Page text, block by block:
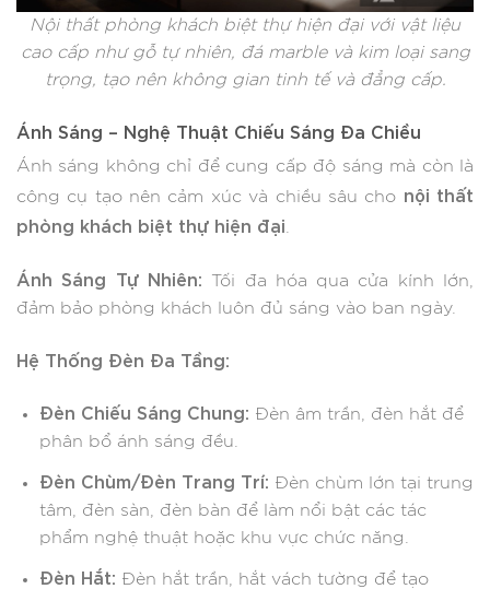
Nội thất phòng khách biệt thự hiện đại với vật liệu
cao cấp như gỗ tự nhiên, đá marble và kim loại sang
trọng, tạo nên không gian tinh tế và đẳng cấp.
Ánh Sáng – Nghệ Thuật Chiếu Sáng Đa Chiều
Ánh sáng không chỉ để cung cấp độ sáng mà còn là
công cụ tạo nên cảm xúc và chiều sâu cho nội thất
phòng khách biệt thự hiện đại
Ánh Sáng Tự Nhiên: Tối đa hóa qua cửa kính lớn,
đảm bảo phòng khách luôn đủ sáng vào ban ngày.
Hệ Thống Đèn Đa Tầng:
Đèn Chiếu Sáng Chung: Đèn âm trần, đèn hắt để
phân bổ ánh sáng đều.
Đèn Chùm/Đèn Trang Trí: Đèn chùm lớn tại trung
tâm, đèn sàn, đèn bàn để làm nổi bật các tác
phẩm nghệ thuật hoặc khu vực chức năng.
Đèn Hắt: Đèn hắt trần, hắt vách tường để tạo